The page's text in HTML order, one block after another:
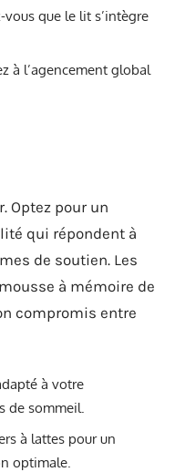
vous que le lit s’intègre
à l’agencement global
Optez pour un
qui répondent à
de soutien. Les
à mémoire de
compromis entre
à votre
de sommeil.
à lattes pour un
optimale.